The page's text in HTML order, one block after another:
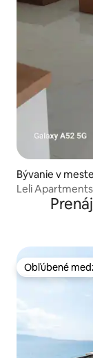
Bývanie v
Leli
Obľúbené
Obľúbené